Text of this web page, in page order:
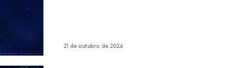
21 de outubro de 2024